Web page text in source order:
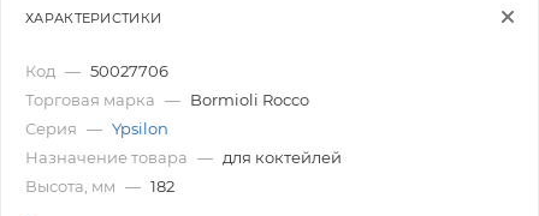
ХАРАКТЕРИСТИКИ
Код — 50027706
Торговая марка — Bormioli Rocco
Серия — Ypsilon
Назначение товара — для коктейлей
Высота, мм — 182